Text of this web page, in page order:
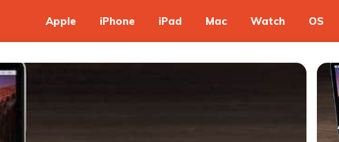
Apple iPhone iPad Mac Watch OS